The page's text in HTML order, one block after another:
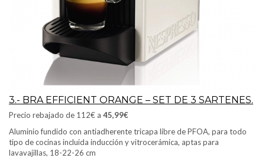
3.- BRA EFFICIENT ORANGE – SET DE 3 SARTENES.
Precio rebajado de 112€ a 45,99€
Aluminio fundido con antiadherente tricapa libre de PFOA, para todo
tipo de cocinas incluida inducción y vitrocerámica, aptas para
lavavajillas, 18-22-26 cm